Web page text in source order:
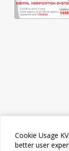
Cookie Usage
better user